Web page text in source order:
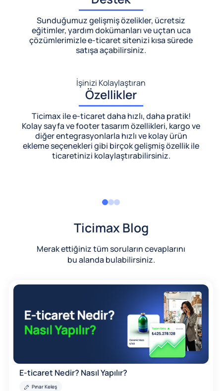
Sunduğumuz gelişmiş özelikler, ücretsiz
eğitimler, yardım dokümanları ve uçtan uca
çözümlerimizlee-ticaret sitenizi kısa sürede
satışa açabilirsiniz.
İşinizi Kolaylaştıran
Özellikler
Ticimax ile e-ticaret daha hızlı, daha pratik!
Kolay sayfa ve footer tasarım özellikleri, kargo ve
diğer entegrasyonlarla hızlı ve kolay ürün
ekleme seçenekleri gibi birçok gelişmiş özellik ile
ticaretinizi kolaylaştırabilirsiniz.
Ticimax Blog
Merak ettiğiniz tüm soruların cevaplarını
bu alanda bulabilirsiniz.
E-ticaret Nedir? Nasıl Yapılır?
Pınar Keleş